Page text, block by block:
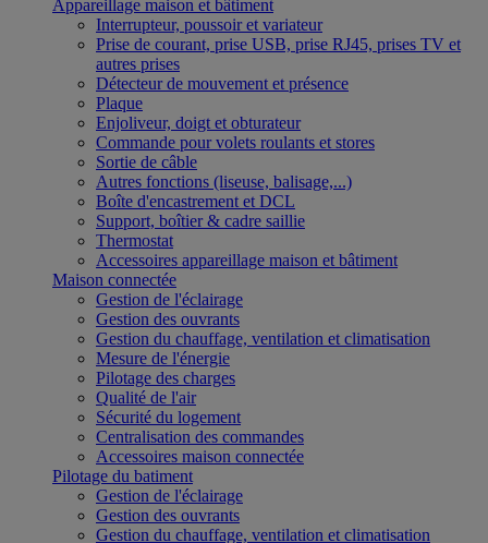
Appareillage maison et bâtiment
Interrupteur, poussoir et variateur
Prise de courant, prise USB, prise RJ45, prises TV et
autres prises
Détecteur de mouvement et présence
Plaque
Enjoliveur, doigt et obturateur
Commande pour volets roulants et stores
Sortie de câble
Autres fonctions (liseuse, balisage,...)
Boîte d'encastrement et DCL
Support, boîtier & cadre saillie
Thermostat
Accessoires appareillage maison et bâtiment
Maison connectée
Gestion de l'éclairage
Gestion des ouvrants
Gestion du chauffage, ventilation et climatisation
Mesure de l'énergie
Pilotage des charges
Qualité de l'air
Sécurité du logement
Centralisation des commandes
Accessoires maison connectée
Pilotage du batiment
Gestion de l'éclairage
Gestion des ouvrants
Gestion du chauffage, ventilation et climatisation